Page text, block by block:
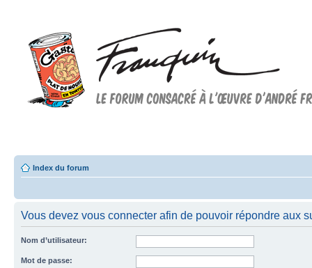
Index du forum
Vous devez vous connecter afin de pouvoir répondre aux
Nom d’utilisateur:
Mot de passe: